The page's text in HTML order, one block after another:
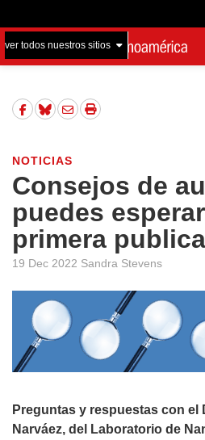
ver todos nuestros sitios
NOTICIAS
Consejos de
puedes
primera
19 Dec 2022 Sandra Stevens
Preguntas y respuestas con el
Narváez, del Laboratorio de